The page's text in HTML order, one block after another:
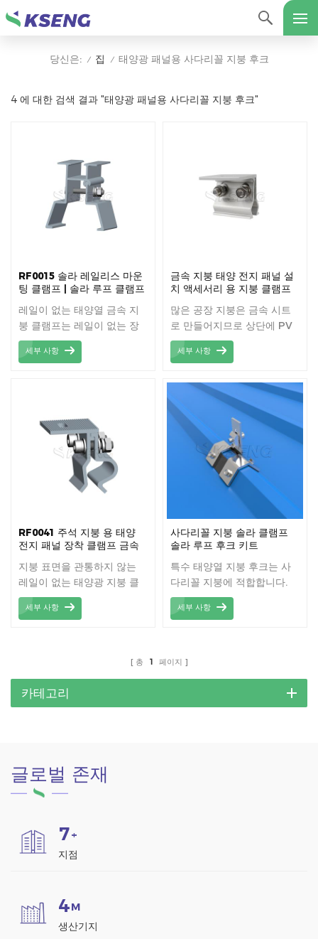
당신은: / 집 / 태양광 패널용 사다리꼴 지붕 후크
4 에 대한 검색 결과 "태양광 패널용 사다리꼴 지붕 후크"
RF0015 솔라 레일리스 마운
팅 클램프 | 솔라 루프 클램프
레일이 없는 태양열 금속 지
붕 클램프는 레일이 없는 장
착 클램프입니다.
세부 사항
금속 지붕 태양 전지 패널 설
치 액세서리 용 지붕 클램프
많은 공장 지붕은 금속 시트
로 만들어지므로 상단에 PV
모듈을 장착하는 것이 좋습니
다.세부 사항
RF0041 주석 지붕 용 태양
전지 패널 장착 클램프 금속
지붕 표면을 관통하지 않는
레일이 없는 태양광 지붕 클
램프.
세부 사항
사다리꼴 지붕 솔라 클램프
솔라 루프 후크 키트
특수 태양열 지붕 후크는 사
다리꼴 지붕에 적합합니다.
세부 사항
총 1 페이지
카테고리
글로벌 존재
7+
지점
4M
생산기지